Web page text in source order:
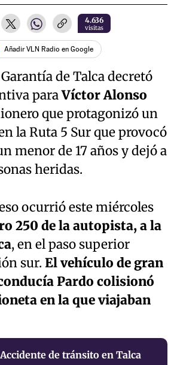
4.636
visitas
Añadir VLN Radio en Google
de Talca decretó
paraVíctor Alonso
que protagonizó un
la Ruta 5 Sur que provocó
menor de 17 años y dejó a
heridas.
ocurrió este miércoles
250 de la autopista, a la
, en el paso superior
sur. El vehículo de gran
Pardo colisionó
en la que viajaban
de tránsito en Talca